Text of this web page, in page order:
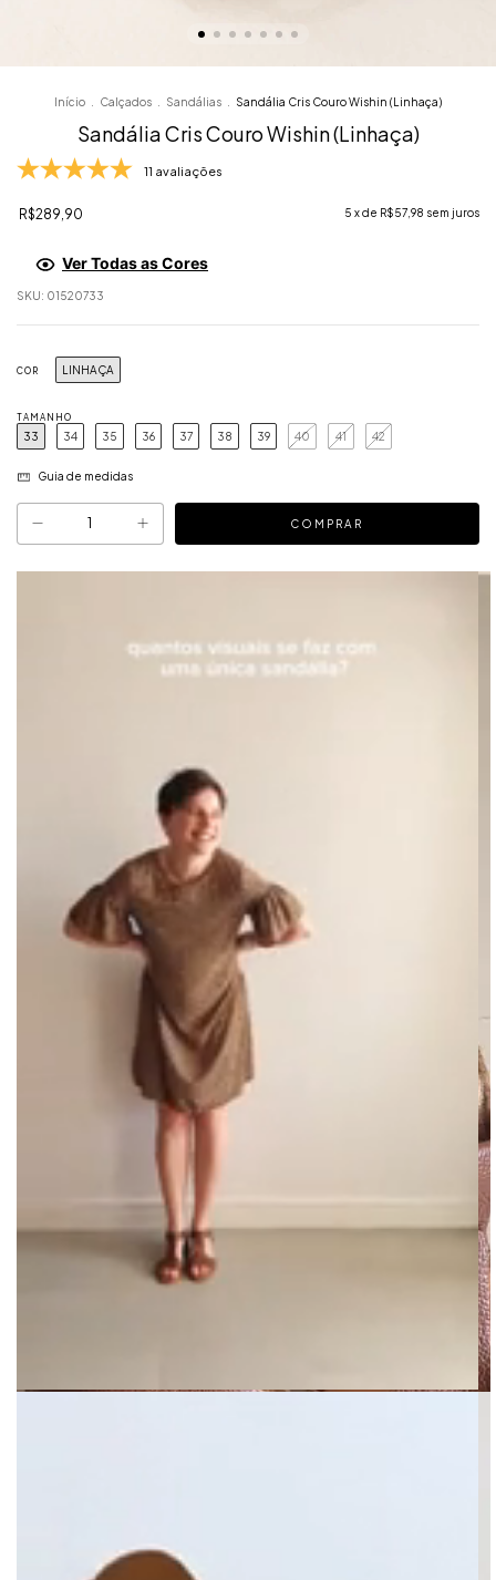
Início Calçados Sandálias Sandália Cris Couro Wishin (Linhaça)
Sandália Cris Couro Wishin (Linhaça)
11 avaliações
R$289,90 5 x de R$57,98 sem juros
Ver Todas as Cores
SKU: 01520733
COR LINHAÇA
TAMANHO
33 34 35 36 37 38 39 40 41 42
Guia de medidas